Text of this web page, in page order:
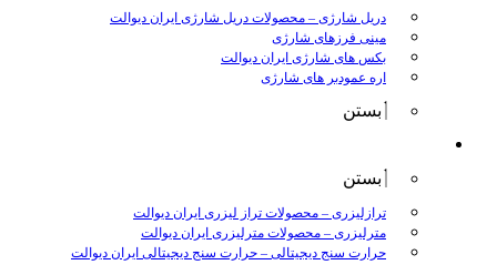
دریل شارژی – محصولات دریل شارژی ایران دیوالت
مینی فرزهای شارژی
بکس های شارژی ایران دیوالت
اره عمودبر های شارژی
بستن
بستن
ترازلیزری – محصولات تراز لیزری ایران دیوالت
مترلیزری – محصولات مترلیزری ایران دیوالت
حرارت سنج دیجیتالی – حرارت سنج دیجیتالی ایران دیوالت